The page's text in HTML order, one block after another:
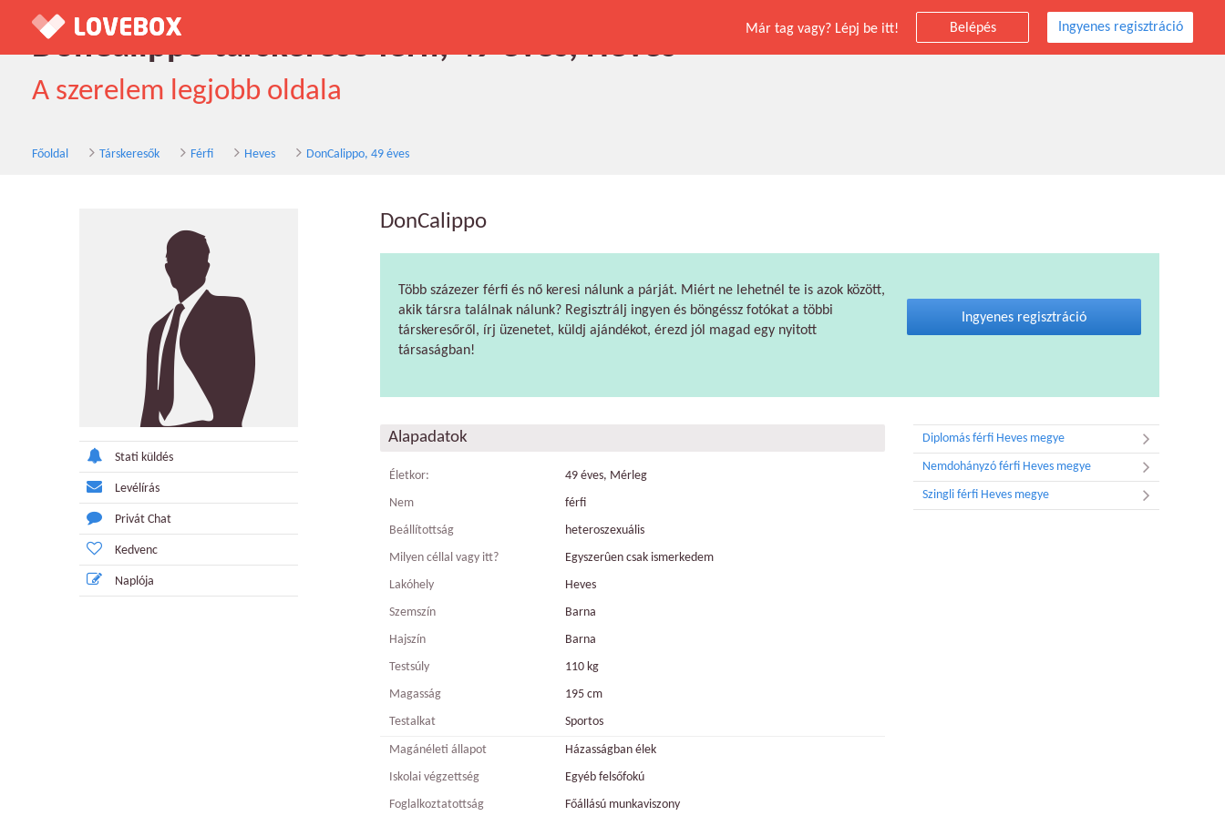
Már tag vagy? Lépj be itt! Belépés Ingyenes regisztráció
DonCalippo társkereső férfi, 49 éves, Heves
A szerelem legjobb oldala
Főoldal Társkeresők Férfi Heves DonCalippo, 49 éves
Stati küldés
Levélírás
Privát Chat
Kedvenc
Naplója
DonCalippo
Több százezer férfi és nő keresi nálunk a párját. Miért ne lehetnél te is azok között,
akik társra találnak nálunk? Regisztrálj ingyen és böngéssz fotókat a többi
társkeresőről, írj üzenetet, küldj ajándékot, érezd jól magad egy nyitott
társaságban!
Ingyenes regisztráció
Alapadatok
Életkor:
49 éves, Mérleg
Nem
férfi
Beállítottság
heteroszexuális
Milyen céllal vagy itt?
Egyszerûen csak ismerkedem
Lakóhely
Heves
Szemszín
Barna
Hajszín
Barna
Testsúly
110 kg
Magasság
195 cm
Testalkat
Sportos
Magánéleti állapot
Házasságban élek
Iskolai végzettség
Egyéb felsőfokú
Foglalkoztatottság
Főállású munkaviszony
Diplomás férfi Heves megye
Nemdohányzó férfi Heves megye
Szingli férfi Heves megye